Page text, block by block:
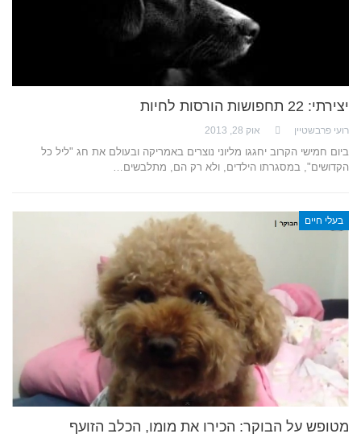
יצירתי: 22 תחפושות הורסות לחיות
רועי פרבשטיין אוק 28, 2013
ביום חמישי הקרוב יחגגו מליוני נוצרים באמריקה ובעולם את חג "ליל כל
הקדושים", במסגרתו הילדים, ולא רק הם, מתלבשים…
בעלי חיים
מטופש על הבוקר: הכירו את מומו, הכלב הזועף